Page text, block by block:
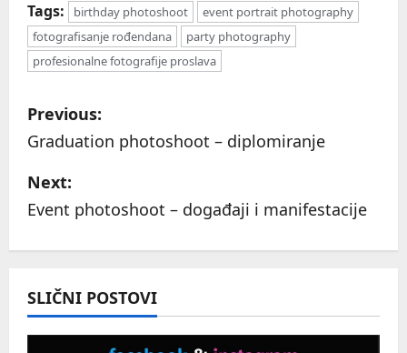
Tags: birthday photoshoot
event portrait photography
fotografisanje rođendana
party photography
profesionalne fotografije proslava
P
o
s
t
n
a
v
Previous:
Graduation photoshoot – diplomiranje
Next:
Event photoshoot – događaji i manifestacije
SLIČNI POSTOVI